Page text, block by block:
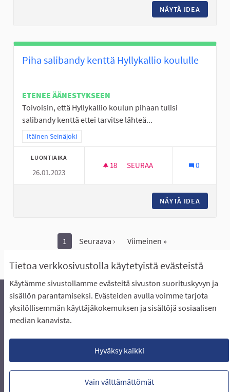
Tietoa verkkosivustolla käytetyistä evästeistä
Käytämme sivustollamme evästeitä sivuston suorituskyvyn ja
sisällön parantamiseksi. Evästeiden avulla voimme tarjota
yksilöllisemmän käyttäjäkokemuksen ja sisältöjä sosiaalisen
median kanavista.
Hyväksy kaikki
Vain välttämättömät
NÄYTÄ IDEA
Piha salibandy kenttä Hyllykallio koululle
ETENEE ÄÄNESTYKSEEN
Toivoisin, että Hyllykallio koulun pihaan tulisi
salibandy kenttä ettei tarvitse lähteä...
Rajaa tulokset teeman mukaan: Itäinen Seinäjoki
Itäinen Seinäjoki
LUONTIAIKA
26.01.2023
18 18 SEURAAJAA
SEURAA 0
NÄYTÄ IDEA
1 Seuraava › Viimeinen »
Näytä kaikki peruutetut ideat
Äänestyksen pikaohjeet
Usein kysytyt kysymykset
Näin äänestät Asukasbudjetissa
Lataa avoimet datatiedostot
Evästeasetukset